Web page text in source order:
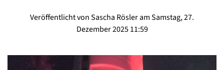
Veröffentlicht von Sascha Rösler am Samstag, 27.
Dezember 2025 11:59